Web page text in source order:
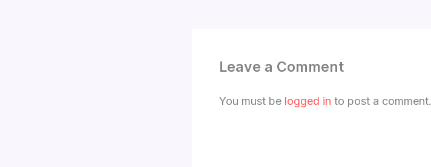
Leave a Comment
You must be logged in to post a comment.